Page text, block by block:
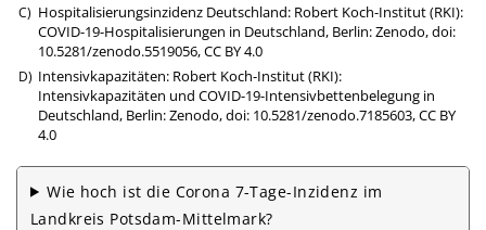
Hospitalisierungsinzidenz Deutschland: Robert Koch-Institut (RKI):
COVID-19-Hospitalisierungen in Deutschland, Berlin: Zenodo,doi:
10.5281/zenodo.5519056,CC BY 4.0
Intensivkapazitäten: Robert Koch-Institut (RKI):
Intensivkapazitäten und COVID-19-Intensivbettenbelegung in
Deutschland, Berlin: Zenodo,doi: 10.5281/zenodo.7185603,CC BY
4.0
Wie hoch ist die Corona 7-Tage-Inzidenz im
Landkreis Potsdam-Mittelmark?